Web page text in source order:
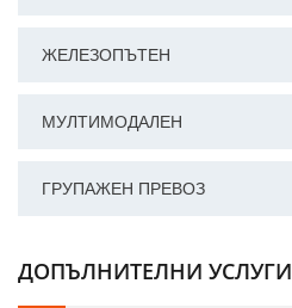
ЖЕЛЕЗОПЪТЕН
МУЛТИМОДАЛЕН
ГРУПАЖЕН ПРЕВОЗ
ДОПЪЛНИТЕЛНИ УСЛУГИ